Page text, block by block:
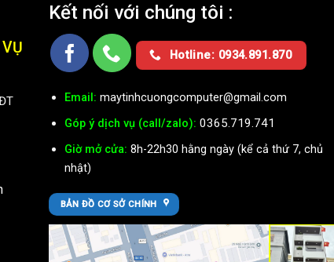
Kết nối với chúng tôi :
Hotline: 0934.891.870
Email: maytinhcuongcomputer@gmail.com
Góp ý dịch vụ (call/zalo): 0365.719.741
Giờ mở cửa: 8h-22h30 hằng ngày (kể cả thứ 7, chủ
nhật)
BẢN ĐỒ CƠ SỞ CHÍNH